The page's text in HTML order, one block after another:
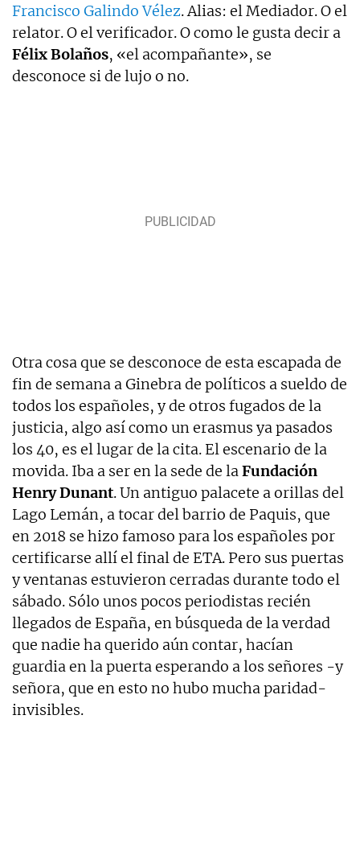
Francisco Galindo Vélez. Alias: el Mediador. O el
relator. O el verificador. O como le gusta decir a
Félix Bolaños, «el acompañante», se
desconoce si de lujo o no.
Otra cosa que se desconoce de esta escapada de
fin de semana a Ginebra de políticos a sueldo de
todos los españoles, y de otros fugados de la
justicia, algo así como un erasmus ya pasados
los 40, es el lugar de la cita. El escenario de la
movida. Iba a ser en la sede de laFundación
Henry Dunant. Un antiguo palacete a orillas del
Lago Lemán, a tocar del barrio de Paquis, que
en 2018 se hizo famoso para los españoles por
certificarse allí el final de ETA. Pero sus puertas
y ventanas estuvieron cerradas durante todo el
sábado. Sólo unos pocos periodistas recién
llegados de España, en búsqueda de la verdad
que nadie ha querido aún contar, hacían
guardia en la puerta esperando a los señores -y
señora, que en esto no hubo mucha paridad-
invisibles.